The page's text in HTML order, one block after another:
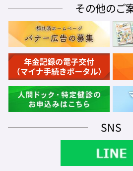
その他のご
SNS